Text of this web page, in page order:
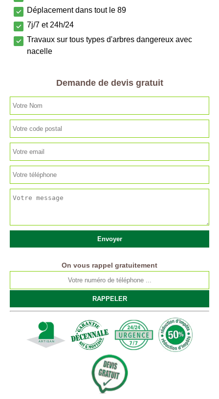
Déplacement dans tout le 89
7j/7 et 24h/24
Travaux sur tous types d'arbres dangereux avec
nacelle
Demande de devis gratuit
On vous rappel gratuitement